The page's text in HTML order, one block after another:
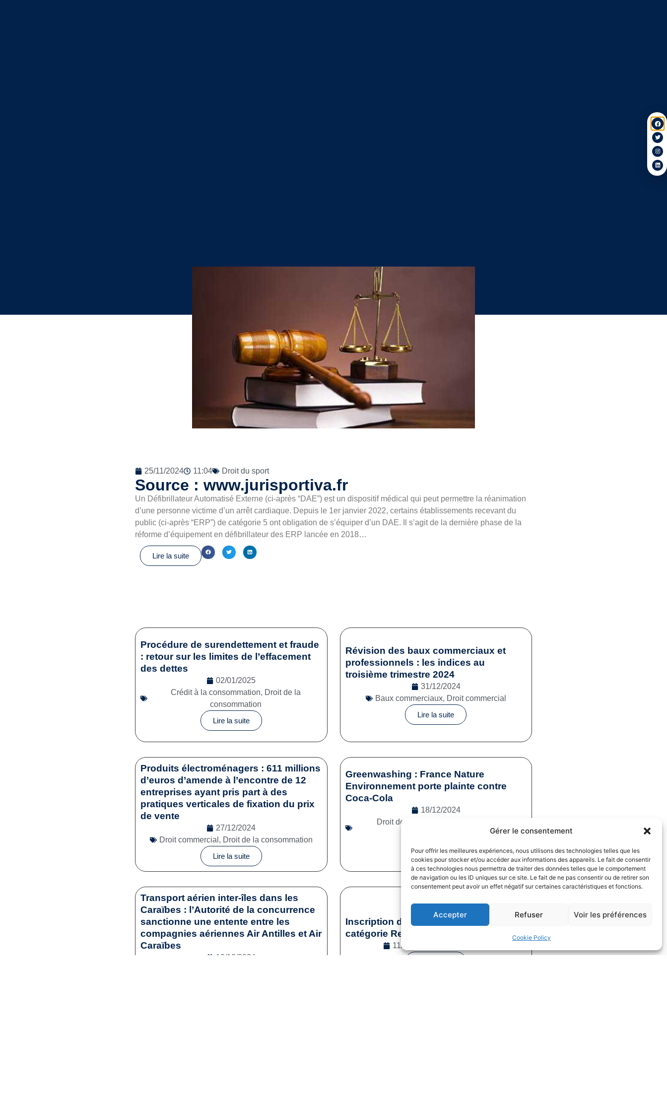
Gérer le consentement
Pour offrir les meilleures expériences, nous utilisons des technologies telles que les
cookies pour stocker et/ou accéder aux informations des appareils. Le fait de consentir
à ces technologies nous permettra de traiter des données telles que le comportement
de navigation ou les ID uniques sur ce site. Le fait de ne pas consentir ou de retirer son
consentement peut avoir un effet négatif sur certaines caractéristiques et fonctions.
Accepter Refuser Voir les préférences
Cookie Policy
25/11/2024 11:04 Droit du sport
Source : www.jurisportiva.fr
Un Défibrillateur Automatisé Externe (ci-après “DAE”) est un dispositif médical qui peut permettre la réanimation
d’une personne victime d’un arrêt cardiaque. Depuis le 1er janvier 2022, certains établissements recevant du
public (ci-après “ERP”) de catégorie 5 ont obligation de s’équiper d’un DAE. Il s’agit de la dernière phase de la
réforme d’équipement en défibrillateur des ERP lancée en 2018…
Lire la suite
Procédure de surendettement et fraude
: retour sur les limites de l’effacement
des dettes
02/01/2025
Crédit à la consommation, Droit de la
consommation
Lire la suite
Révision des baux commerciaux et
professionnels : les indices au
troisième trimestre 2024
31/12/2024
Baux commerciaux, Droit commercial
Lire la suite
Produits électroménagers : 611 millions
d’euros d’amende à l’encontre de 12
entreprises ayant pris part à des
pratiques verticales de fixation du prix
de vente
27/12/2024
Droit commercial , Droit de la consommation
Lire la suite
Greenwashing : France Nature
Environnement porte plainte contre
Coca-Cola
18/12/2024
Droit de la consommation
Lire la suite
Transport aérien inter-îles dans les
Caraïbes : l’Autorité de la concurrence
sanctionne une entente entre les
compagnies aériennes Air Antilles et Air
Caraïbes
12/12/2024
Inscription des sportifs dans la
catégorie Reconversion
11/12/2024